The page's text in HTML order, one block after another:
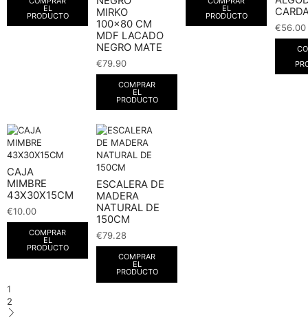
EL
PRODUCTO
MIRKO
100×80 CM
MDF LACADO
NEGRO MATE
€79.90
COMPRAR
EL
PRODUCTO
EL
PRODUCTO
€56.00
CAJA
MIMBRE
43X30X15CM
€10.00
COMPRAR
EL
PRODUCTO
ESCALERA DE
MADERA
NATURAL DE
150CM
€79.28
COMPRAR
EL
PRODUCTO
1
2